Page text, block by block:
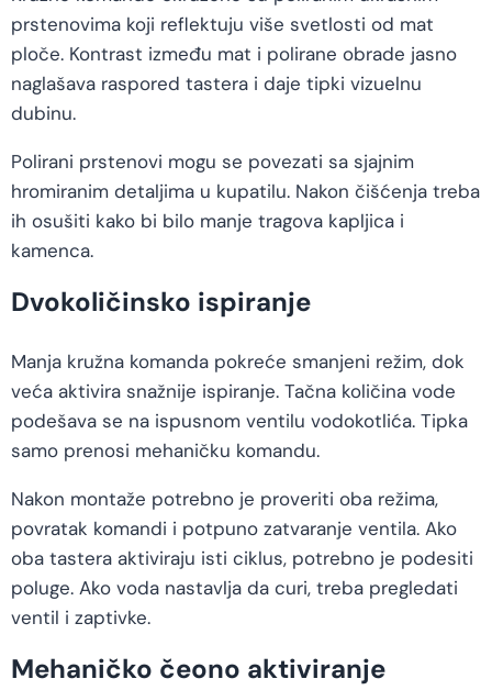
prstenovima koji reflektuju više svetlosti od mat
ploče. Kontrast između mat i polirane obrade jasno
naglašava raspored tastera i daje tipki vizuelnu
dubinu.
Polirani prstenovi mogu se povezati sa sjajnim
hromiranim detaljima u kupatilu. Nakon čišćenja treba
ih osušiti kako bi bilo manje tragova kapljica i
kamenca.
Dvokoličinsko ispiranje
Manja kružna komanda pokreće smanjeni režim, dok
veća aktivira snažnije ispiranje. Tačna količina vode
podešava se na ispusnom ventilu vodokotlića. Tipka
samo prenosi mehaničku komandu.
Nakon montaže potrebno je proveriti oba režima,
povratak komandi i potpuno zatvaranje ventila. Ako
oba tastera aktiviraju isti ciklus, potrebno je podesiti
poluge. Ako voda nastavlja da curi, treba pregledati
ventil i zaptivke.
Mehaničko čeono aktiviranje